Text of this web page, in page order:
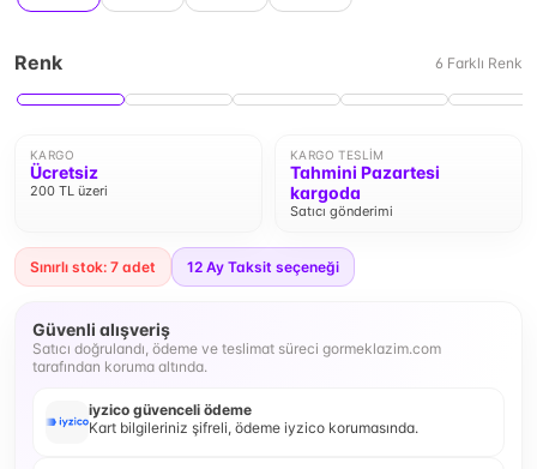
Renk 6 Farklı Renk
KARGO
Ücretsiz
200 TL üzeri
KARGO TESLIM
Tahmini Pazartesi
kargoda
Satıcı gönderimi
Sınırlı stok: 7 adet 12 Ay Taksit seçeneği
Güvenli alışveriş
Satıcı doğrulandı, ödeme ve teslimat süreci gormeklazim.com
tarafından koruma altında.
iyzico güvenceli ödeme
Kart bilgileriniz şifreli, ödeme iyzico korumasında.